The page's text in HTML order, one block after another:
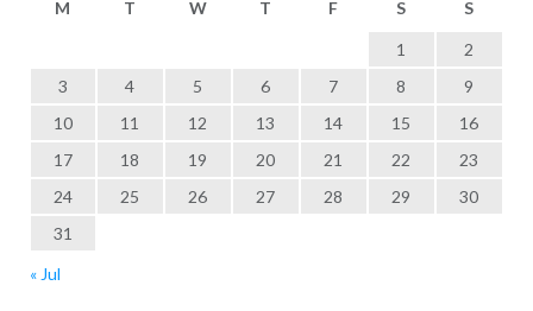
M
T W T F S S
1
2
3
4 5 6 7 8
9
10
11 12 13 14 15
16
17
18 19 20 21 22
23
24
25 26 27 28 29
30
31
« Jul